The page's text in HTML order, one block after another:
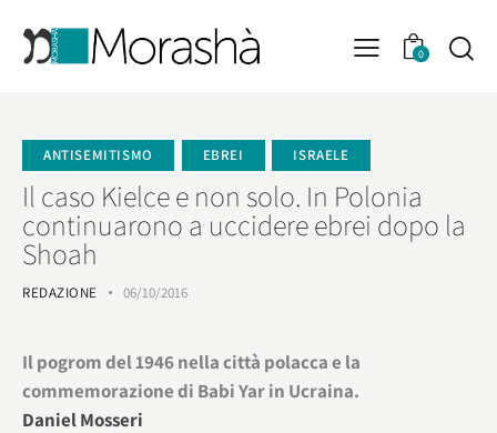
0
ANTISEMITISMO EBREI ISRAELE
Il caso Kielce e non solo. In Polonia
continuarono a uccidere ebrei dopo la
Shoah
REDAZIONE 06/10/2016
Il pogrom del 1946 nella città polacca e la
commemorazione di Babi Yar in Ucraina.
Daniel Mosseri